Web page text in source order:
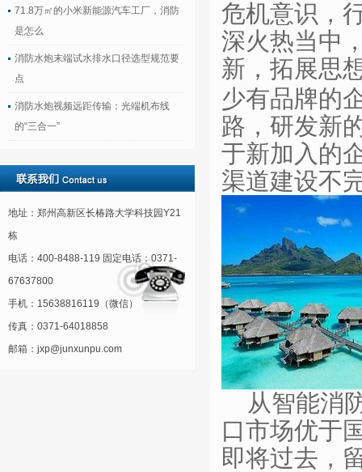
71.8万㎡的小米新能源汽车工厂，消防
是怎么
消防水炮末端试水排水口径选型规范要
点
消防水炮视频远距传输：光端机布线
的“三合一”
地址：郑州高新区长椿路大学科技园Y21
栋
电话：400-8488-119 固定电话：0371-
67637800
手机：15638816119（微信）
传真：0371-64018858
邮箱：jxp@junxunpu.com
危机意识，
深火热当中
新，拓展思
少有品牌的
路，研发新
于新加入的
渠道建设不
从智能消
口市场优于
即将过去，